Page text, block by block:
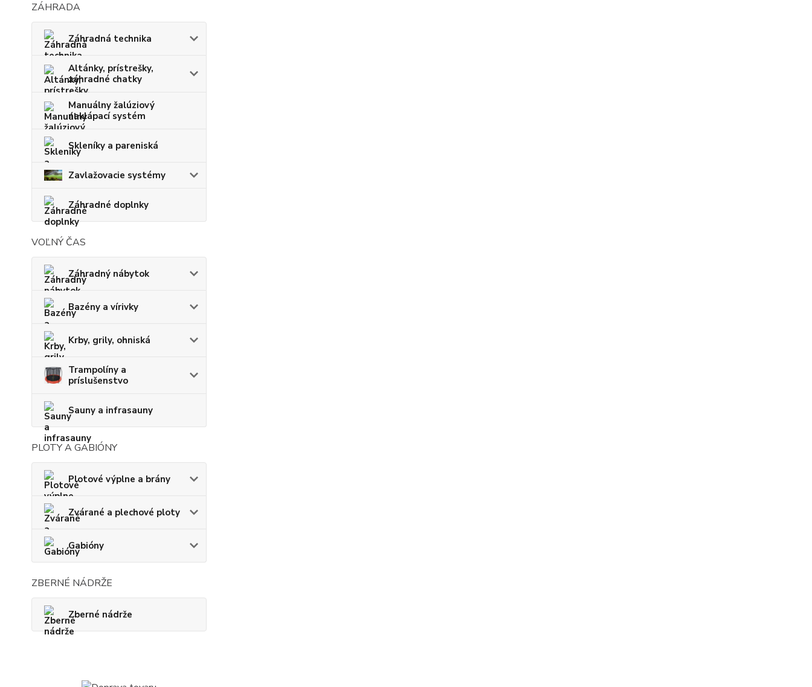
ZÁHRADA
Záhradná technika
Altánky, prístrešky,
záhradné chatky
Manuálny žalúziový
naklápací systém
Skleníky a pareniská
Zavlažovacie systémy
Záhradné doplnky
VOĽNÝ ČAS
Záhradný nábytok
Bazény a vírivky
Krby, grily, ohniská
Trampolíny a
príslušenstvo
Sauny a infrasauny
PLOTY A GABIÓNY
Plotové výplne a brány
Zvárané a plechové ploty
Gabióny
ZBERNÉ NÁDRŽE
Zberné nádrže